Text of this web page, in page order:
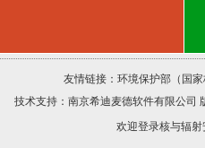
友情链接： 环境保护部（国
技术支持：南京希迪麦德软件有限公司
欢迎登录核与辐